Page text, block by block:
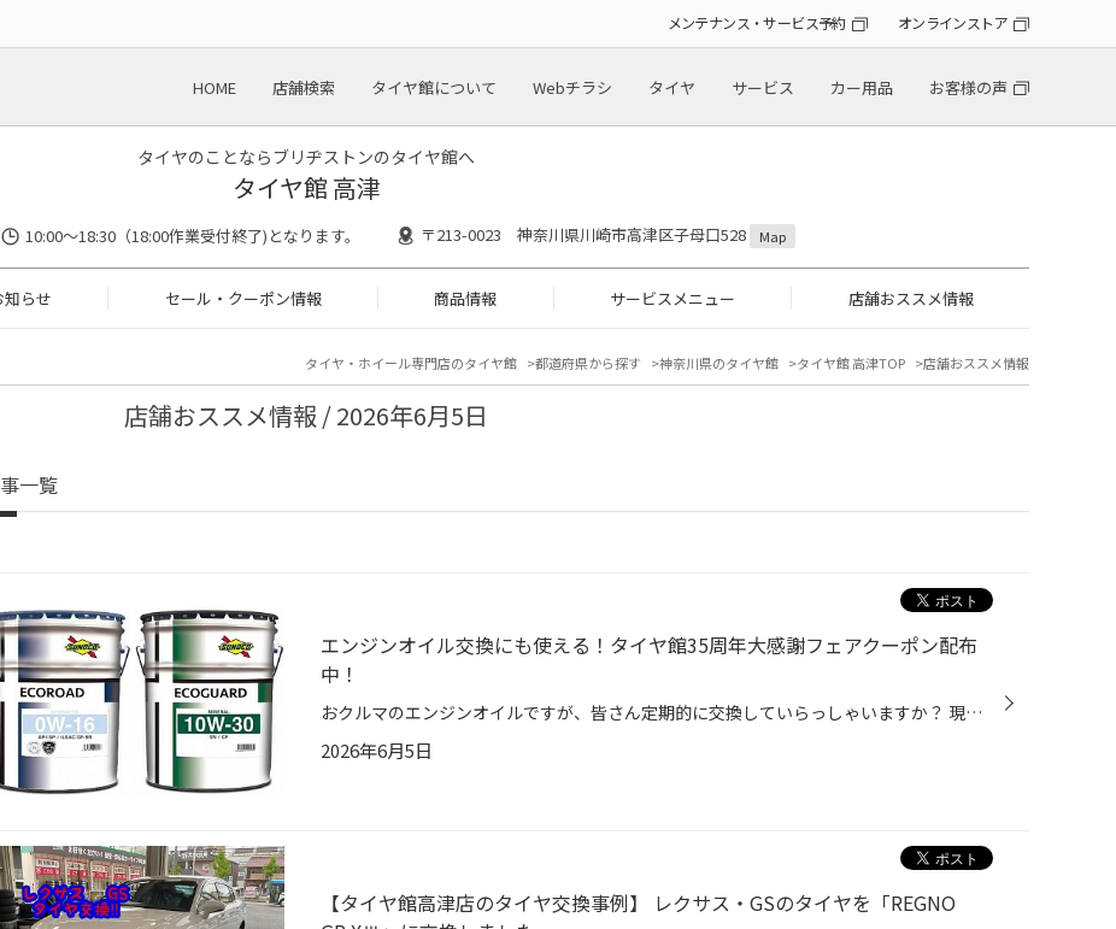
メンテナンス・サービス予約 オンラインストア
HOME 店舗検索 タイヤ館について Webチラシ タイヤ サービス カー用品 お客様の声
タイヤのことならブリヂストンのタイヤ館へ
タイヤ館 高津
10:00～18:30（18:00作業受付終了)となります。 〒213-0023 神奈川県川崎市高津区子母口528 Map
知らせ セール・クーポン情報 商品情報 サービスメニュー 店舗おススメ情報
タイヤ・ホイール専門店のタイヤ館 都道府県から探す 神奈川県のタイヤ館 タイヤ館 高津TOP 店舗おススメ情報
店舗おススメ情報 / 2026年6月5日
一覧
エンジンオイル交換にも使える！タイヤ館35周年大感謝フェアクーポン配布
中！
おクルマのエンジンオイルですが、皆さん定期的に交換していらっしゃいますか？ 現在、コクピット・タイヤ館では6/21(日)まで、タイヤ館35周年の大感謝キャンペーンを開催中です。 期間中にエンジンオイルなどのメンテナンス商品が10％OFFになるクーポンやウォッシャー液の 無料補充チケットなど、...
2026年6月5日
【タイヤ館高津店のタイヤ交換事例】 レクサス・GSのタイヤを「REGNO